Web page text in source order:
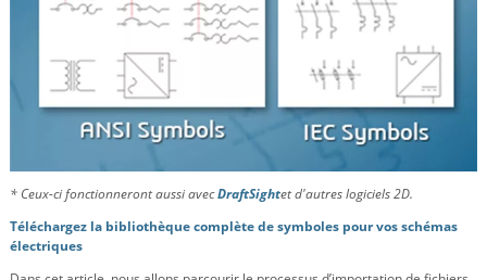
* Ceux-ci fonctionneront aussi avecDraftSightet d'autres logiciels 2D.
Téléchargez la bibliothèque complète de symboles pour vos schémas
électriques